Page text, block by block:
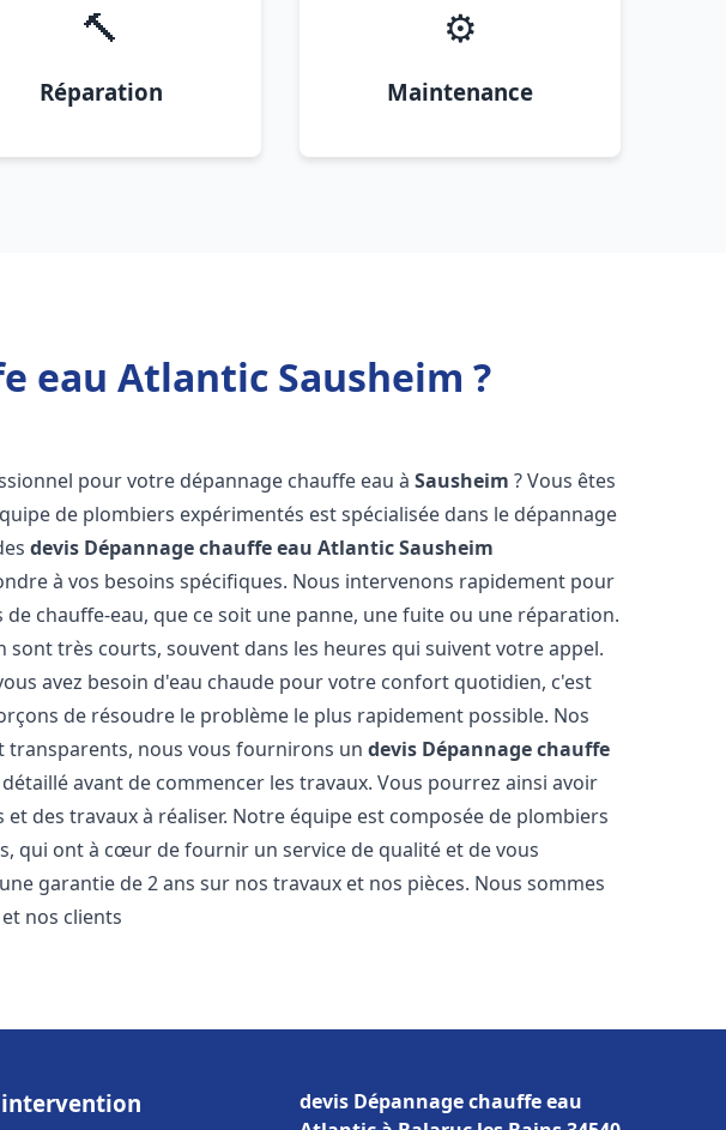
🔨
Réparation
⚙️
Maintenance
eau Atlantic Sausheim ?
pour votre dépannage chauffe eau àSausheim ? Vous êtes
de plombiers expérimentés est spécialisée dans le dépannage
devis Dépannage chauffe eau AtlanticSausheim
à vos besoins spécifiques. Nous intervenons rapidement pour
chauffe-eau, que ce soit une panne, une fuite ou une réparation.
sont très courts, souvent dans les heures qui suivent votre appel.
avez besoin d'eau chaude pour votre confort quotidien, c'est
de résoudre le problème le plus rapidement possible. Nos
transparents, nous vous fournirons undevis Dépannage chauffe
détaillé avant de commencer les travaux. Vous pourrez ainsi avoir
et des travaux à réaliser. Notre équipe est composée de plombiers
qui ont à cœur de fournir un service de qualité et de vous
garantie de 2 ans sur nos travaux et nos pièces. Nous sommes
nos clients
devis Dépannage chauffe eau